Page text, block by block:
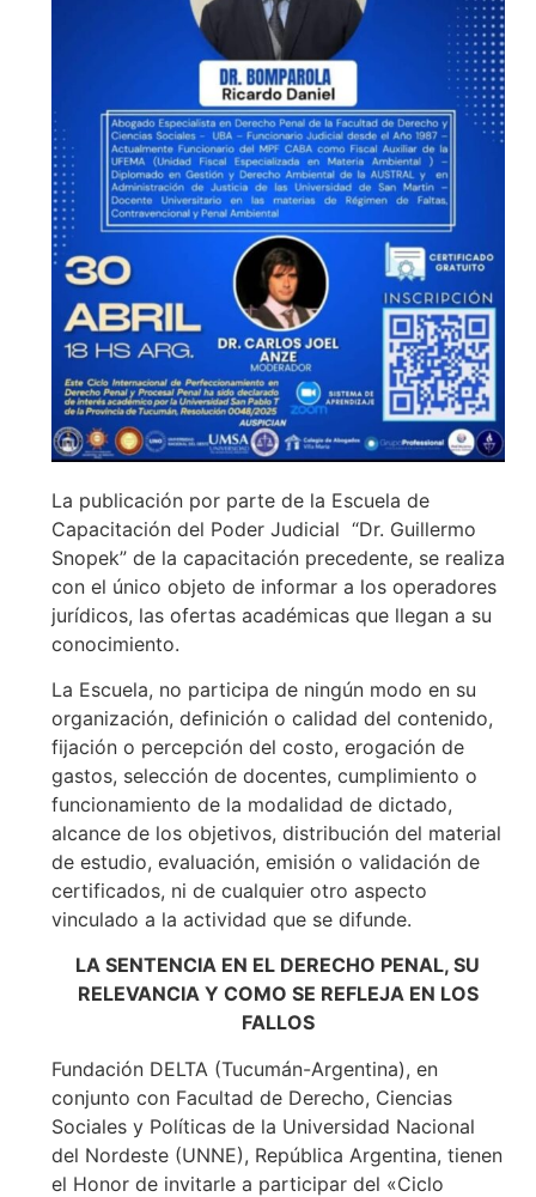
La publicación por parte de la Escuela de
Capacitación del Poder Judicial “Dr. Guillermo
Snopek” de la capacitación precedente, se realiza
con el único objeto de informar a los operadores
jurídicos, las ofertas académicas que llegan a su
conocimiento.
La Escuela, no participa de ningún modo en su
organización, definición o calidad del contenido,
fijación o percepción del costo, erogación de
gastos, selección de docentes, cumplimiento o
funcionamiento de la modalidad de dictado,
alcance de los objetivos, distribución del material
de estudio, evaluación, emisión o validación de
certificados, ni de cualquier otro aspecto
vinculado a la actividad que se difunde.
LA SENTENCIA EN EL DERECHO PENAL, SU
RELEVANCIA Y COMO SE REFLEJA EN LOS
FALLOS
Fundación DELTA (Tucumán-Argentina), en
conjunto con Facultad de Derecho, Ciencias
Sociales y Políticas de la Universidad Nacional
del Nordeste (UNNE), República Argentina, tienen
el Honor de invitarle a participar del «Ciclo